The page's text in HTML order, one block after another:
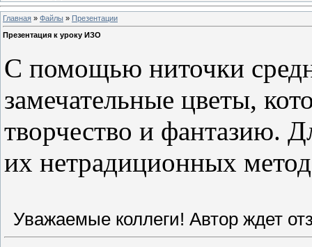
Главная » Файлы » Презентации
Презентация к уроку ИЗО
С помощью ниточки
замечательные цветы,
творчество и фантазию.
их нетрадиционных
Уважаемые коллеги! Автор ждет